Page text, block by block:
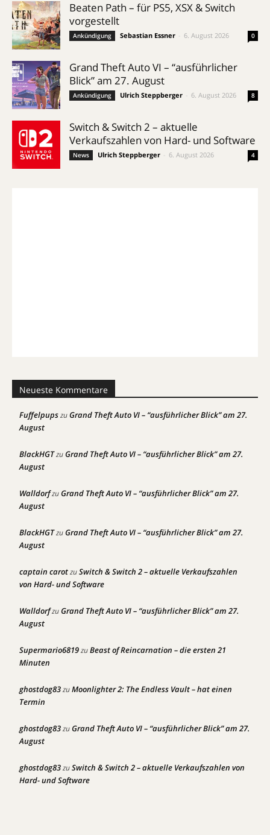
Beaten Path – für PS5, XSX & Switch
vorgestellt
Ankündigung Sebastian Essner 6. August 2026 0
Grand Theft Auto VI – “ausführlicher
Blick” am 27. August
Ankündigung Ulrich Steppberger 6. August 2026 8
Switch & Switch 2 – aktuelle
Verkaufszahlen von Hard- und Software
News Ulrich Steppberger 6. August 2026 4
Neueste Kommentare
FuffelpupszuGrand Theft Auto VI – “ausführlicher Blick” am 27.
August
BlackHGTzuGrand Theft Auto VI – “ausführlicher Blick” am 27.
August
WalldorfzuGrand Theft Auto VI – “ausführlicher Blick” am 27.
August
BlackHGTzuGrand Theft Auto VI – “ausführlicher Blick” am 27.
August
captain carotzuSwitch & Switch 2 – aktuelle Verkaufszahlen
von Hard- und Software
WalldorfzuGrand Theft Auto VI – “ausführlicher Blick” am 27.
August
Supermario6819zuBeast of Reincarnation – die ersten 21
Minuten
ghostdog83zuMoonlighter 2: The Endless Vault – hat einen
Termin
ghostdog83zuGrand Theft Auto VI – “ausführlicher Blick” am 27.
August
ghostdog83zuSwitch & Switch 2 – aktuelle Verkaufszahlen von
Hard- und Software